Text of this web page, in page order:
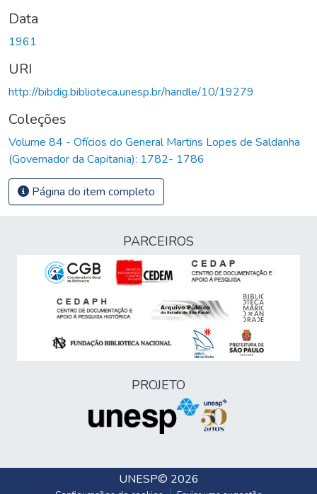
Data
1961
URI
http://bibdig.biblioteca.unesp.br/handle/10/19279
Coleções
Volume 84 - Ofícios do General Martins Lopes de Saldanha
(Governador da Capitania): 1782- 1786
Página do item completo
PARCEIROS
PROJETO
UNESP© 2026